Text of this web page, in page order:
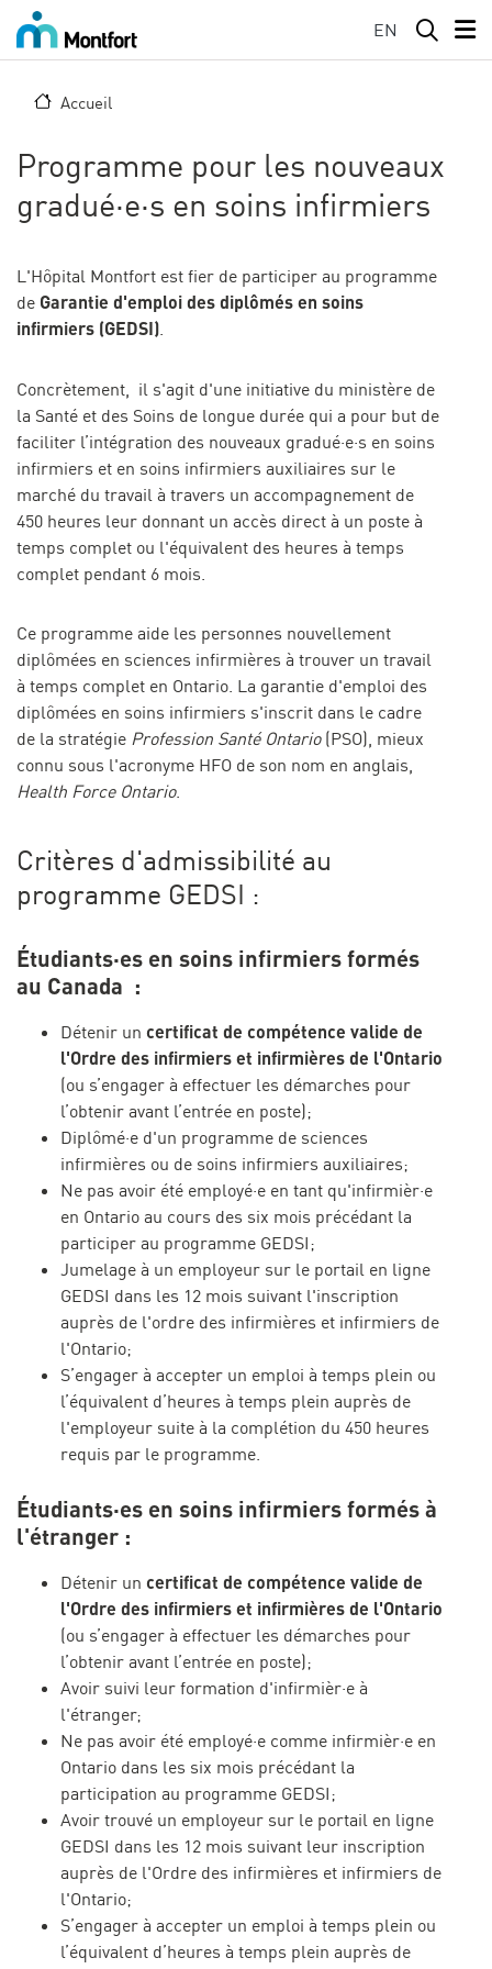
Aller au contenu principal
EN
Accueil
Programme pour les nouveaux
gradué·e·s en soins infirmiers
L'Hôpital Montfort est fier de participer au programme
de Garantie d'emploi des diplômés en soins
infirmiers (GEDSI).
Concrètement, il s'agit d'une initiative du ministère de
la Santé et des Soins de longue durée qui a pour but de
faciliter l’intégration des nouveaux gradué·e·s en soins
infirmiers et en soins infirmiers auxiliaires sur le
marché du travail à travers un accompagnement de
450 heures leur donnant un accès direct à un poste à
temps complet ou l'équivalent des heures à temps
complet pendant 6 mois.
Ce programme aide les personnes nouvellement
diplômées en sciences infirmières à trouver un travail
à temps complet en Ontario. La garantie d'emploi des
diplômées en soins infirmiers s'inscrit dans le cadre
de la stratégie Profession Santé Ontario(PSO), mieux
connu sous l'acronyme HFO de son nom en anglais,
Health Force Ontario.
Critères d'admissibilité au
programme GEDSI :
Étudiants·es en soins infirmiers formés
au Canada :
Détenir un certificat de compétence valide de
l'Ordre des infirmiers et infirmières de l'Ontario
(ou s’engager à effectuer les démarches pour
l’obtenir avant l’entrée en poste);
Diplômé·e d'un programme de sciences
infirmières ou de soins infirmiers auxiliaires;
Ne pas avoir été employé·e en tant qu'infirmièr·e
en Ontario au cours des six mois précédant la
participer au programme GEDSI;
Jumelage à un employeur sur le portail en ligne
GEDSI dans les 12 mois suivant l'inscription
auprès de l'ordre des infirmières et infirmiers de
l'Ontario;
S’engager à accepter un emploi à temps plein ou
l’équivalent d’heures à temps plein auprès de
l'employeur suite à la complétion du 450 heures
requis par le programme.
Étudiants·es en soins infirmiers formés à
l'étranger :
Détenir un certificat de compétence valide de
l'Ordre des infirmiers et infirmières de l'Ontario
(ou s’engager à effectuer les démarches pour
l’obtenir avant l’entrée en poste);
Avoir suivi leur formation d'infirmièr·e à
l'étranger;
Ne pas avoir été employé·e comme infirmièr·e en
Ontario dans les six mois précédant la
participation au programme GEDSI;
Avoir trouvé un employeur sur le portail en ligne
GEDSI dans les 12 mois suivant leur inscription
auprès de l'Ordre des infirmières et infirmiers de
l'Ontario;
S’engager à accepter un emploi à temps plein ou
l’équivalent d’heures à temps plein auprès de